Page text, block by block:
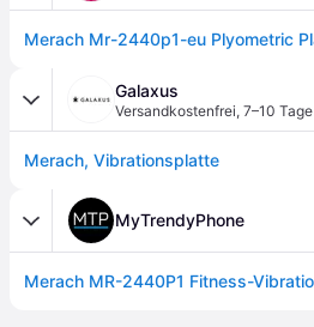
Galaxus
Versandkostenfrei, 7–10 Tage
Merach, Vibrationsplatte
MyTrendyPhone